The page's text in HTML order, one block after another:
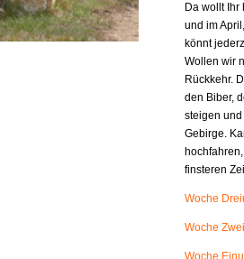
Da wollt
und im
könnt
Wollen wir
Rückkehr.
den Biber,
steigen
Gebirge.
finsteren
Woche
Woche
Woche